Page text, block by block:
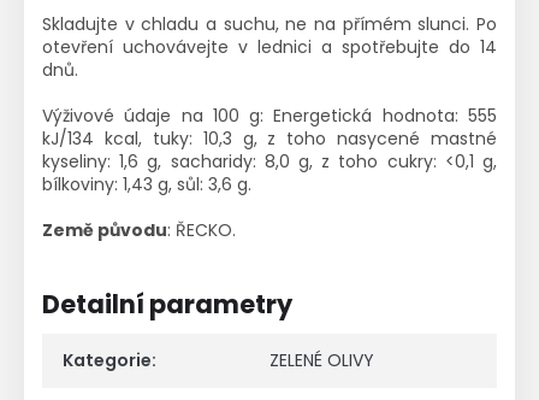
Skladujte v chladu a suchu, ne na přímém slunci. Po
otevření uchovávejte v lednici a spotřebujte do 14
dnů.
Výživové údaje na 100 g: Energetická hodnota: 555
kJ/134 kcal, tuky: 10,3 g, z toho nasycené mastné
kyseliny: 1,6 g, sacharidy: 8,0 g, z toho cukry: <0,1 g,
bílkoviny: 1,43 g, sůl: 3,6 g.
Země původu: ŘECKO.
Detailní parametry
Kategorie: ZELENÉ OLIVY